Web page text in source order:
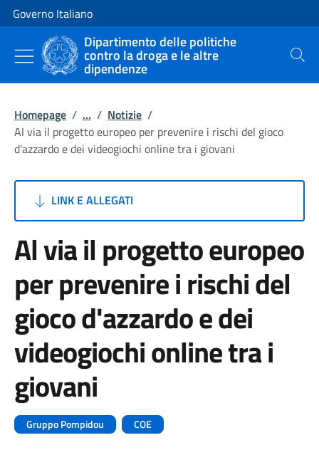
Vai al contenuto
Vai alla navigazione del sito
Governo Italiano
Dipartimento delle politiche
contro la droga e le altre
dipendenze Cerca
Homepage / ... / Notizie /
Al via il progetto europeo per prevenire i rischi del gioco
d'azzardo e dei videogiochi online tra i giovani
LINK E ALLEGATI
Al via il progetto europeo
per prevenire i rischi del
gioco d'azzardo e dei
videogiochi online tra i
giovani
Gruppo Pompidou COE